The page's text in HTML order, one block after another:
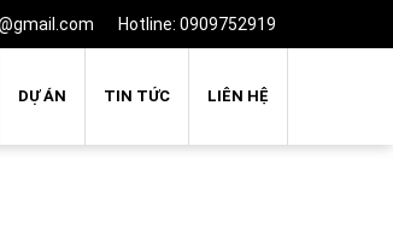
Hotline: 0909752919
DỰ ÁN TIN TỨC LIÊN HỆ